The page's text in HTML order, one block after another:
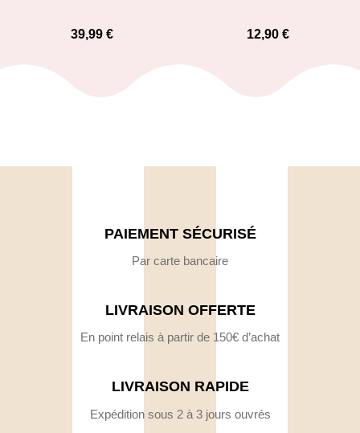
39,99 € 12,90 €
PAIEMENT SÉCURISÉ
Par carte bancaire
LIVRAISON OFFERTE
En point relais à partir de 150€ d’achat
LIVRAISON RAPIDE
Expédition sous 2 à 3 jours ouvrés